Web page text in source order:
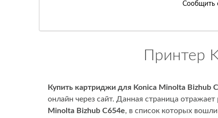
Сообщить
Принтер
Купить картриджи для Konica Minolta Bizhub
онлайн через сайт. Данная страница
Minolta Bizhub C654e, в список которых